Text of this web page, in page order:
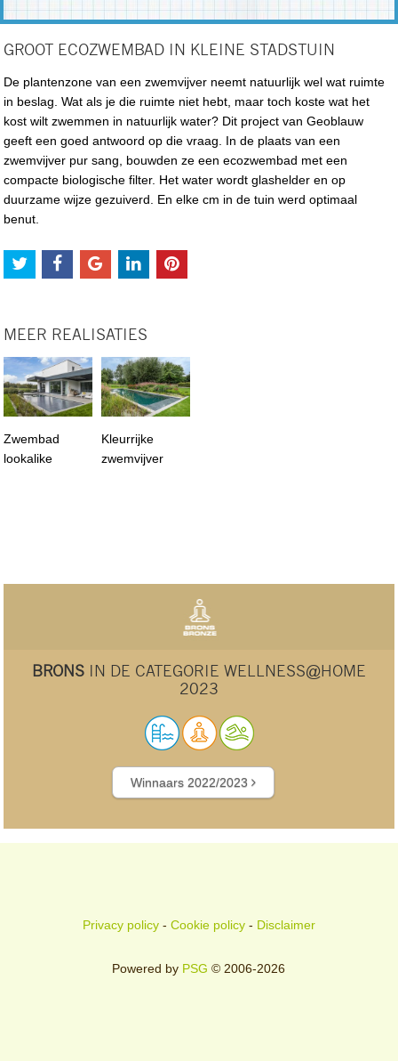
GROOT ECOZWEMBAD IN KLEINE STADSTUIN
De plantenzone van een zwemvijver neemt natuurlijk wel wat ruimte
in beslag. Wat als je die ruimte niet hebt, maar toch koste wat het
kost wilt zwemmen in natuurlijk water? Dit project van Geoblauw
geeft een goed antwoord op die vraag. In de plaats van een
zwemvijver pur sang, bouwden ze een ecozwembad met een
compacte biologische filter. Het water wordt glashelder en op
duurzame wijze gezuiverd. En elke cm in de tuin werd optimaal
benut.
MEER REALISATIES
Zwembad
lookalike
Kleurrijke
zwemvijver
BRONSIN DE CATEGORIE WELLNESS@HOME
2023
Winnaars 2022/2023
Privacy policy- Cookie policy- Disclaimer
Powered by PSG © 2006-2026